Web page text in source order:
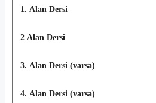
1. Alan Dersi
2 Alan Dersi
3. Alan Dersi (varsa)
4. Alan Dersi (varsa)